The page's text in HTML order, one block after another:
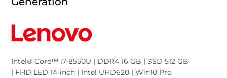
Intel® Core™ i7-8550U | DDR4 16 GB | SSD 512 GB
| FHD LED 14-inch | Intel UHD620 | Win10 Pro